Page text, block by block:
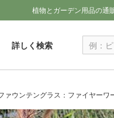
植物とガーデン用品の通
詳しく検索
ァウンテングラス：ファイヤーワ